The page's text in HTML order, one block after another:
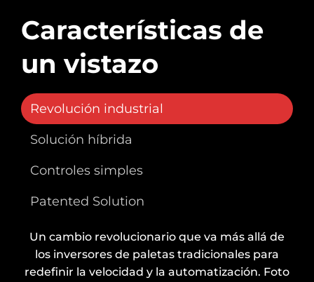
Características de
un vistazo
Revolución industrial
Solución híbrida
Controles simples
Patented Solution
Un cambio revolucionario que va más allá de
los inversores de paletas tradicionales para
redefinir la velocidad y la automatización. Foto